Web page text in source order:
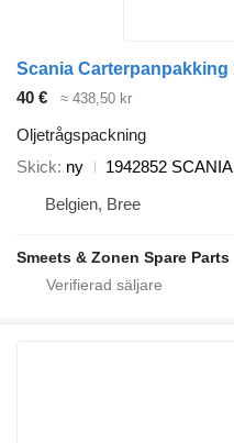
40 € ≈ 438,50 kr
Oljetrågspackning
Skick ny
1942852 SCANIA
Belgien, Bree
Smeets & Zonen Spare Parts